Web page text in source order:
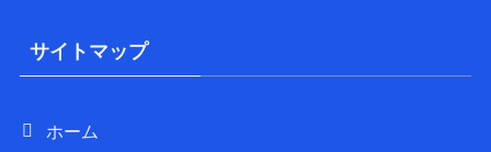
サイトマップ
ホーム